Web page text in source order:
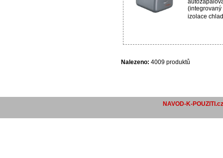
(integrovaný
izolace
Nalezeno: 4009 produktů
NAVOD-K-POUZITI.cz